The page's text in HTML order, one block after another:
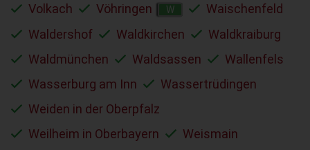
Volkach
Vöhringen W
Waischenfeld
Waldershof
Waldkirchen
Waldkraiburg
Waldmünchen
Waldsassen
Wallenfels
Wasserburg am Inn
Wassertrüdingen
Weiden in der Oberpfalz
Weilheim in Oberbayern
Weismain